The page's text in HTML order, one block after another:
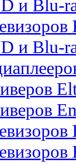
и Blu-
и Blu-